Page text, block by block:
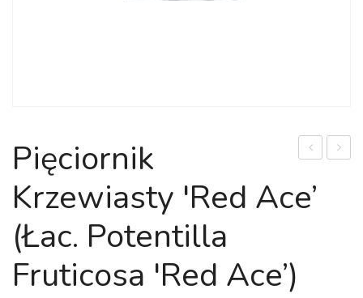
'Minigold’
Pięciornik
Krzewiasty 'Red Ace’
(łac. Potentilla
Fruticosa 'Red Ace’)